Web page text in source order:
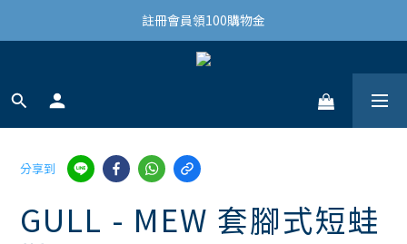
結帳滿3,000免運(限台灣)
註冊會員領100購物金
結帳滿3,000免運(限台灣)
分享到
GULL - MEW 套腳式短蛙